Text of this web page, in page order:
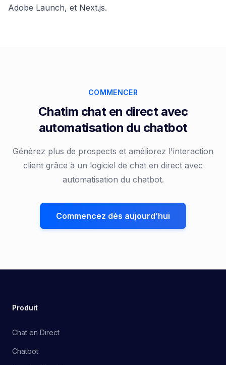
Adobe Launch, et Next.js.
COMMENCER
Chatim chat en direct avec
automatisation du chatbot
Générez plus de prospects et améliorez l'interaction
client grâce à un logiciel de chat en direct avec
automatisation du chatbot.
Commencez dès aujourd’hui
Produit
Chat en Direct
Chatbot